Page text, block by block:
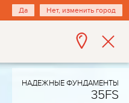
Да Нет, изменить город
НАДЕЖНЫЕ ФУНДАМЕНТЫ
35FS